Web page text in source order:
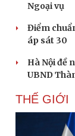
Ngoại vụ
Điểm
áp sát 30
Hà Nội đề
UBND
THẾ GIỚI